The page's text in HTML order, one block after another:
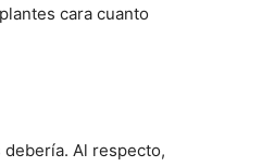
cara cuanto
Al respecto,